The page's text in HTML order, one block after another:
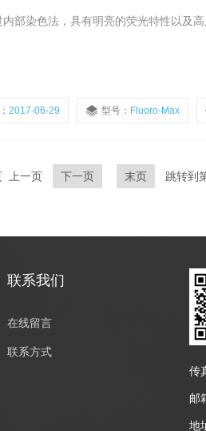
部染色法，具有明亮的荧光特性以及高
2017-06-29 型号： Fluoro-Max
上一页 下一页 末页 跳转到
联系我们
在线留言
联系方式
传
邮
地